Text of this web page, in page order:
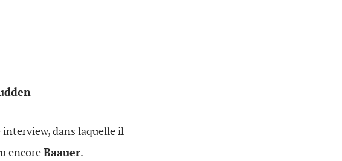
interview, dans laquelle il
encoreBaauer.